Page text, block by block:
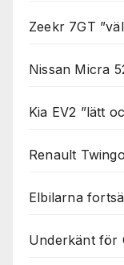
Zeekr 7GT
Nissan Micra
Kia EV2 ”lätt
Renault
Elbilarna
Underkänt för